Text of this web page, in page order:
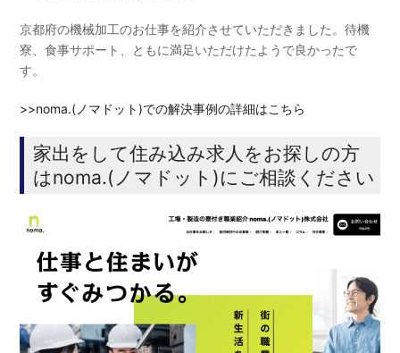
京都府の機械加工のお仕事を紹介させていただきました。待機
寮、食事サポート、ともに満足いただけたようで良かったで
す。
>>noma.(ノマドット)での解決事例の詳細はこちら
家出をして住み込み求人をお探しの方
はnoma.(ノマドット)にご相談ください